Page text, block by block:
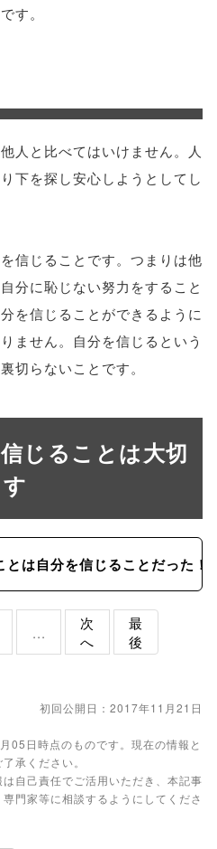
す。
人と比べてはいけません。人
下を探し安心しようとしてし
信じることです。つまりは他
分に恥じない努力をすること
を信じることができるように
ません。自分を信じるという
切らないことです。
じることは大切
は自分を信じることだった！
...
次
へ
最
後
初回公開日：2017年11月21日
05日時点のものです。現在の情報と
承ください。
自己責任でご活用いただき、本記事
門家等に相談するようにしてくださ